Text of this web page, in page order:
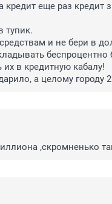
кредит еще раз кредит
тупик.
и не бери в
их в кредитную кабалу!
а целому городу
,скромненько